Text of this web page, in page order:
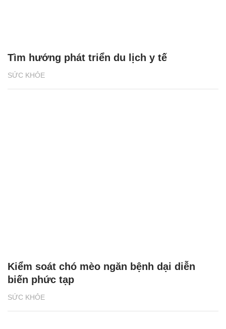
SỨC KHỎE
Tìm hướng phát triển du lịch y tế
SỨC KHỎE
Kiểm soát chó mèo ngăn bệnh dại diễn
biến phức tạp